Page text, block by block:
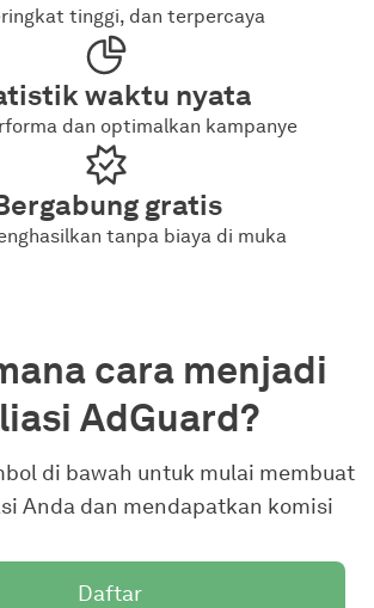
tinggi, dan terpercaya
waktu nyata
dan optimalkan kampanye
gratis
tanpa biaya di muka
cara menjadi
AdGuard?
di bawah untuk mulai membuat
Anda dan mendapatkan komisi
Daftar